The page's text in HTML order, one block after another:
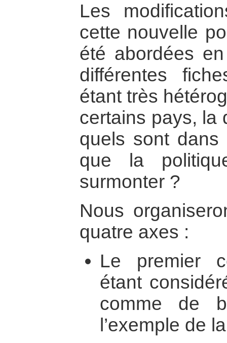
Les
cette nouvelle
été abordées
différentes
étant très
certains pays, la
quels sont
que la
surmonter ?
Nous
quatre axes :
Le premier
étant
comme de
l’exemple de